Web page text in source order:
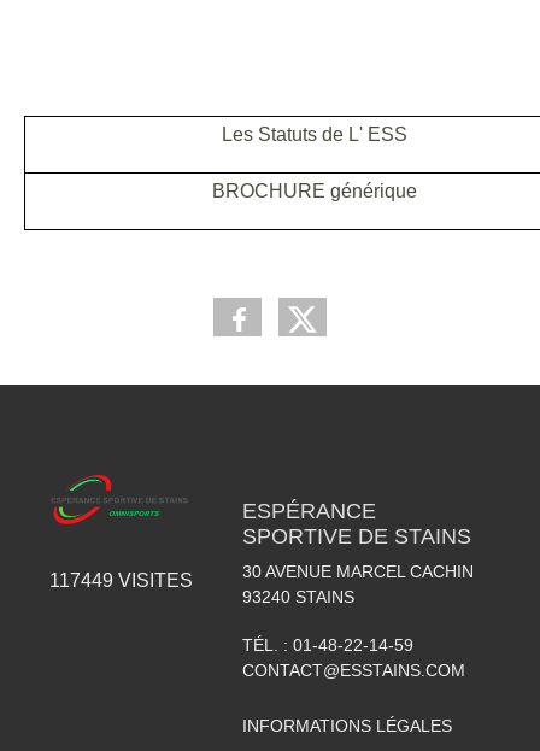
Les Statuts de L' ESS
BROCHURE générique
117449 VISITES
ESPÉRANCE
SPORTIVE DE STAINS
30 AVENUE MARCEL CACHIN
93240 STAINS
TÉL. : 01-48-22-14-59
CONTACT@ESSTAINS.COM
INFORMATIONS LÉGALES